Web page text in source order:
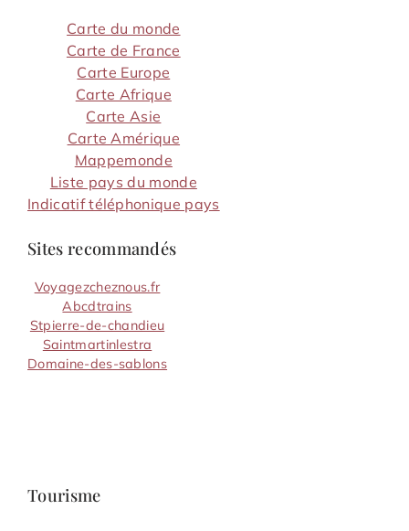
Carte du monde
Carte de France
Carte Europe
Carte Afrique
Carte Asie
Carte Amérique
Mappemonde
Liste pays du monde
Indicatif téléphonique pays
Sites recommandés
Voyagezcheznous.fr
Abcdtrains
Stpierre-de-chandieu
Saintmartinlestra
Domaine-des-sablons
Tourisme